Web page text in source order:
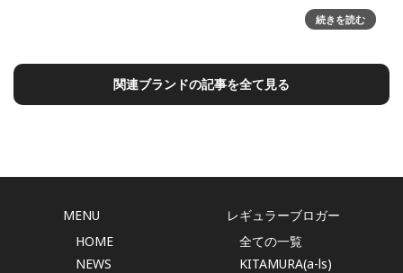
年に一度の時計の祭典、「第29回三越ワールドウォッチフェ
ア」8月5日(水)より日本橋三越本店で開幕～本館1階 中央ホー
体感出来るイベントも日本橋三越本店では、国内最大級の時
計イベント「第
続きを読む
関連ブランドの記事を全て見る
MENU
HOME
NEWS
レギュラーブロガー
全ての一覧
KITAMURA(a-ls)